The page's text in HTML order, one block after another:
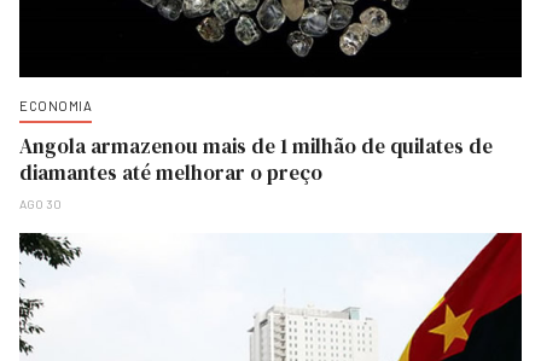
ECONOMIA
Angola armazenou mais de 1 milhão de quilates de
diamantes até melhorar o preço
AGO 30